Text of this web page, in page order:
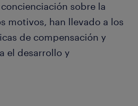
sobre la
motivos, han llevado a los
de compensación y
el desarrollo y